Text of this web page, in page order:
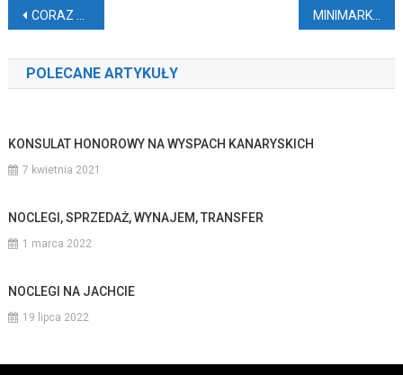
Nawigacja
wpisu
CORAZ WIĘCEJ IMIGRANTÓW Z AFRYKI PRZYBYWA NA KANARY MINIMARKET BG-BOOOM NA GRAN CANARII
POLECANE ARTYKUŁY
KONSULAT HONOROWY NA WYSPACH KANARYSKICH
7 kwietnia 2021
NOCLEGI, SPRZEDAŻ, WYNAJEM, TRANSFER
1 marca 2022
NOCLEGI NA JACHCIE
19 lipca 2022